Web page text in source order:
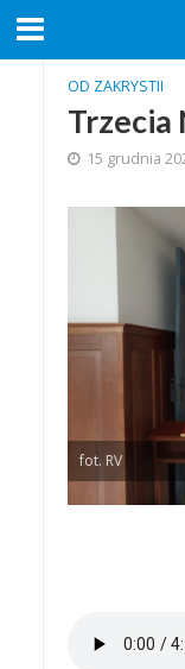
OD ZAKRYSTII
Trzecia
15 grudnia
fot. RV